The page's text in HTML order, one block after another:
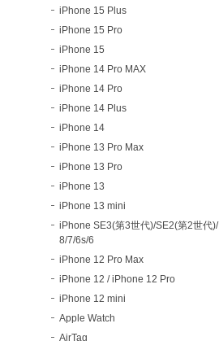
iPhone 15 Plus
iPhone 15 Pro
iPhone 15
iPhone 14 Pro MAX
iPhone 14 Pro
iPhone 14 Plus
iPhone 14
iPhone 13 Pro Max
iPhone 13 Pro
iPhone 13
iPhone 13 mini
iPhone SE3(第3世代)/SE2(第2世代)/
8/7/6s/6
iPhone 12 Pro Max
iPhone 12 / iPhone 12 Pro
iPhone 12 mini
Apple Watch
AirTag